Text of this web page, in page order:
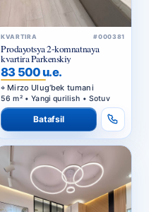
KVARTIRA #000381
Prodayotsya 2-komnatnaya
kvartira Parkenskiy
83 500 u.e.
Mirzo Ulug‘bek tumani
56 m² • Yangi qurilish • Sotuv
Batafsil